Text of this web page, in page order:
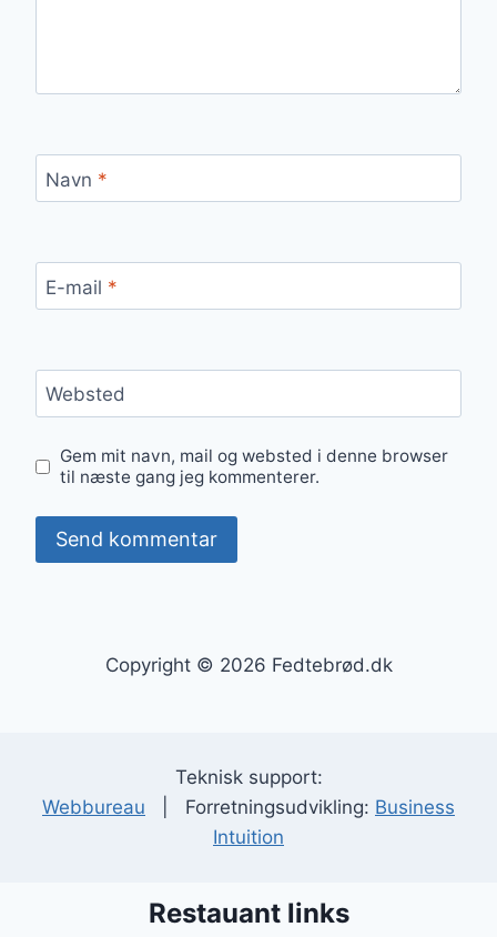
Navn *
E-mail *
Websted
Gem mit navn, mail og websted i denne browser
til næste gang jeg kommenterer.
Copyright © 2026 Fedtebrød.dk
Teknisk support:
Webbureau | Forretningsudvikling: Business
Intuition
Restauant links